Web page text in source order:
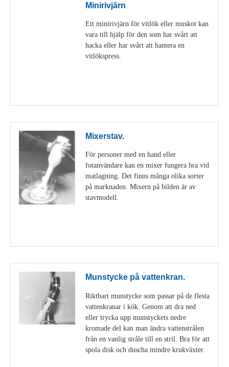
Minirivjärn
Ett minirivjärn för vitlök eller muskot kan
vara till hjälp för den som har svårt att
hacka eller har svårt att hantera en
vitlökspress.
Mixerstav.
För personer med en hand eller
fotanvändare kan en mixer fungera bra vid
matlagning. Det finns många olika sorter
på marknaden. Mixern på bilden är av
stavmodell.
Munstycke på vattenkran.
Riktbart munstycke som passar på de flesta
vattenkranar i kök. Genom att dra ned
eller trycka upp munstyckets nedre
kromade del kan man ändra vattenstrålen
från en vanlig stråle till en stril. Bra för att
spola disk och duscha mindre krukväxter.